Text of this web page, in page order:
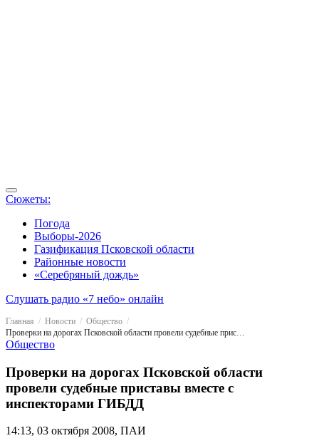
Сюжеты:
Погода
Выборы-2026
Газификация Псковской области
Районные новости
«Серебряный дождь»
Слушать радио «7 небо» онлайн
Главная Новости
Общество
Проверки на дорогах Псковской области провели судебные приставы вместе с инспекторами ГИБДД
Общество
Проверки на дорогах Псковской области
провели судебные приставы вместе с
инспекторами ГИБДД
14:13, 03 октября 2008, ПАИ